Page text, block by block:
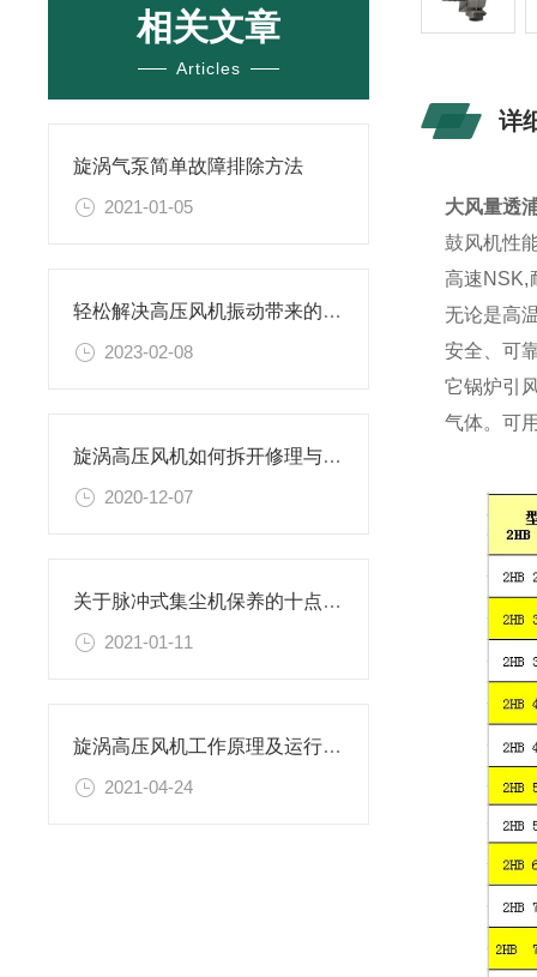
相关文章
Articles
旋涡气泵简单故障排除方法
2021-01-05
轻松解决高压风机振动带来的烦恼
2023-02-08
旋涡高压风机如何拆开修理与及叶轮损坏解决方法
2020-12-07
关于脉冲式集尘机保养的十点建议
2021-01-11
旋涡高压风机工作原理及运行特点
2021-04-24
详
大风量透
鼓风机性
高速NSK,
无论是高
安全、可
它锅炉引
气体。可